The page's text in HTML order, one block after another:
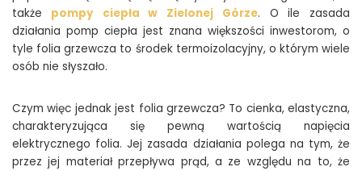
także
pompy ciepła w Zielonej Górze. O ile zasada
działania pomp ciepła jest znana większości inwestorom, o
tyle folia grzewcza to środek termoizolacyjny, o którym wiele
osób nie słyszało.
Czym więc jednak jest folia grzewcza? To cienka, elastyczna,
charakteryzująca się pewną wartością napięcia
elektrycznego folia. Jej zasada działania polega na tym, że
przez jej materiał przepływa prąd, a ze względu na to, że